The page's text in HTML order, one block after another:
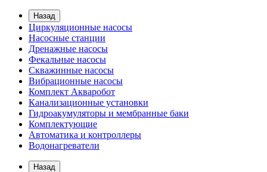
Назад
Циркуляционные насосы
Насосные станции
Дренажные насосы
Фекальные насосы
Скважинные насосы
Вибрационные насосы
Комплект Акваробот
Канализационные установки
Гидроакумуляторы и мембранные баки
Комплектующие
Автоматика и контроллеры
Водонагреватели
Назад